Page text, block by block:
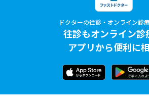
ドクターの往診・オンライン診
往診もオンライン診
アプリから便利に